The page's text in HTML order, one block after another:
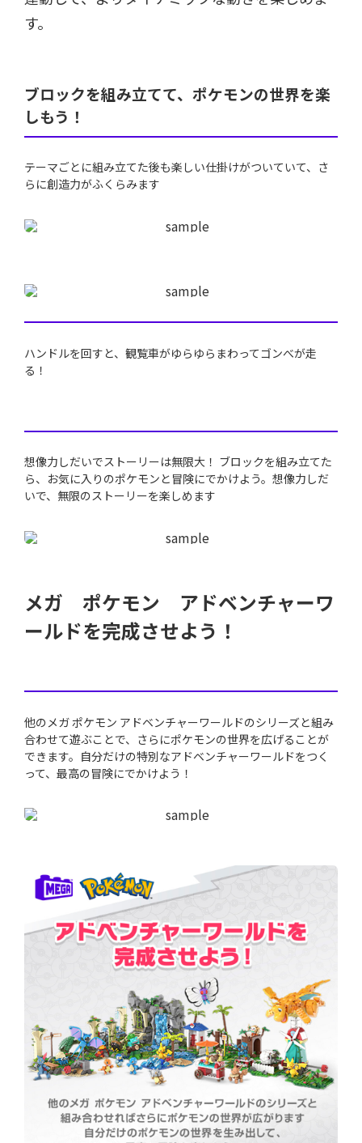
す。
ブロックを組み立てて、ポケモンの世界を楽
しもう！
テーマごとに組み立てた後も楽しい仕掛けがついていて、さ
らに創造力がふくらみます
ハンドルを回すと、観覧車がゆらゆらまわってゴンべが走
る！
想像力しだいでストーリーは無限大！ ブロックを組み立てた
ら、お気に入りのポケモンと冒険にでかけよう。想像力しだ
いで、無限のストーリーを楽しめます
メガ ポケモン アドベンチャーワ
ールドを完成させよう！
他のメガ ポケモン アドベンチャーワールドのシリーズと組み
合わせて遊ぶことで、さらにポケモンの世界を広げることが
できます。自分だけの特別なアドベンチャーワールドをつく
って、最高の冒険にでかけよう！